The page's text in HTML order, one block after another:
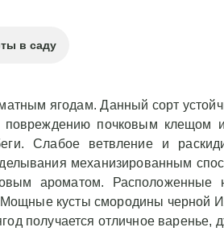
в саду
ягодам. Данный сорт
почковым клещом
Слабое ветвление и
механизированным
ароматом. Расположенные
кусты смородины черной
получается отличное варенье,